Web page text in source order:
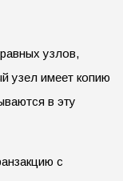
узлов,
узел имеет копию
в эту
с